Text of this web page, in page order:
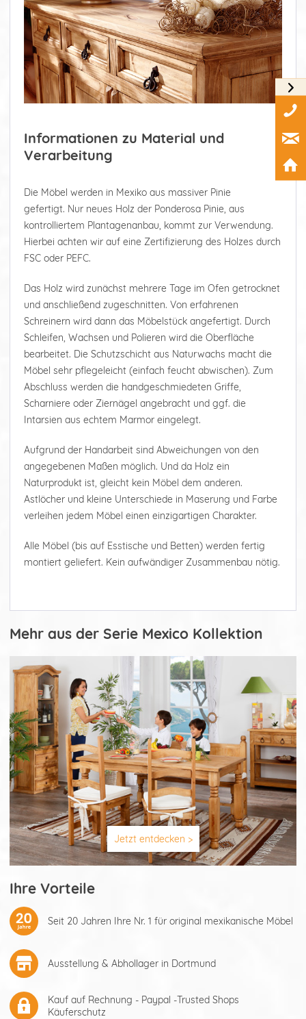
Informationen zu Material und
Verarbeitung
Die Möbel werden in Mexiko aus massiver Pinie
gefertigt. Nur neues Holz der Ponderosa Pinie, aus
kontrolliertem Plantagenanbau, kommt zur Verwendung.
Hierbei achten wir auf eine Zertifizierung des Holzes durch
FSC oder PEFC.
Das Holz wird zunächst mehrere Tage im Ofen getrocknet
und anschließend zugeschnitten. Von erfahrenen
Schreinern wird dann das Möbelstück angefertigt. Durch
Schleifen, Wachsen und Polieren wird die Oberfläche
bearbeitet. Die Schutzschicht aus Naturwachs macht die
Möbel sehr pflegeleicht (einfach feucht abwischen). Zum
Abschluss werden die handgeschmiedeten Griffe,
Scharniere oder Ziernägel angebracht und ggf. die
Intarsien aus echtem Marmor eingelegt.
Aufgrund der Handarbeit sind Abweichungen von den
angegebenen Maßen möglich. Und da Holz ein
Naturprodukt ist, gleicht kein Möbel dem anderen.
Astlöcher und kleine Unterschiede in Maserung und Farbe
verleihen jedem Möbel einen einzigartigen Charakter.
Alle Möbel (bis auf Esstische und Betten) werden fertig
montiert geliefert. Kein aufwändiger Zusammenbau nötig.
Mehr aus der Serie Mexico Kollektion
Jetzt entdecken >
Ihre Vorteile
Seit 20 Jahren Ihre Nr. 1 für original mexikanische Möbel
Ausstellung & Abhollager in Dortmund
Kauf auf Rechnung - Paypal -Trusted Shops
Käuferschutz